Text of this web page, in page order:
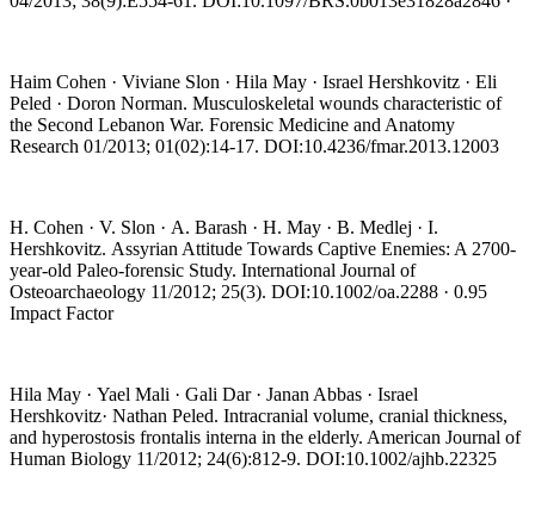
Haim Cohen · Viviane Slon · Hila May · Israel Hershkovitz · Eli
Peled · Doron Norman. Musculoskeletal wounds characteristic of
the Second Lebanon War. Forensic Medicine and Anatomy
Research 01/2013; 01(02):14-17. DOI:10.4236/fmar.2013.12003
H. Cohen · V. Slon · A. Barash · H. May · B. Medlej · I.
Hershkovitz. Assyrian Attitude Towards Captive Enemies: A 2700-
year-old Paleo-forensic Study. International Journal of
Osteoarchaeology 11/2012; 25(3). DOI:10.1002/oa.2288 · 0.95
Impact Factor
Hila May · Yael Mali · Gali Dar · Janan Abbas · Israel
Hershkovitz· Nathan Peled. Intracranial volume, cranial thickness,
and hyperostosis frontalis interna in the elderly. American Journal of
Human Biology 11/2012; 24(6):812-9. DOI:10.1002/ajhb.22325